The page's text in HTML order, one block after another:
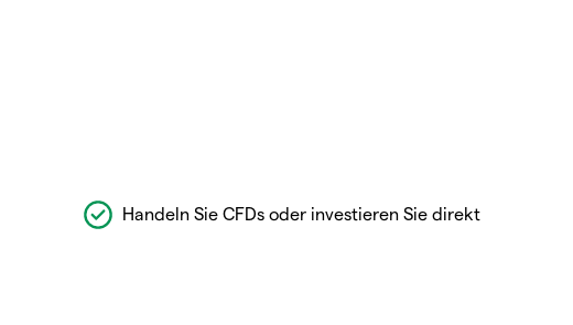
Handeln Sie CFDs oder investieren Sie direkt